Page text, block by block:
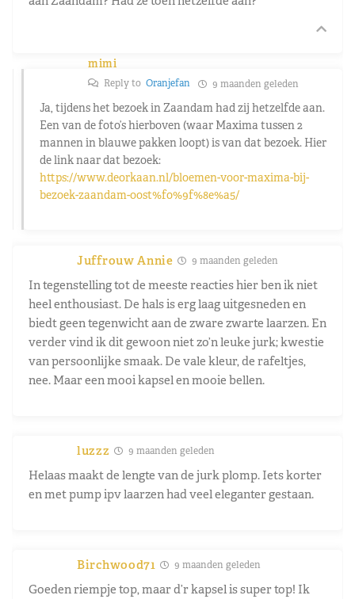
mimi
Reply to Oranjefan 9 maanden geleden
Ja, tijdens het bezoek in Zaandam had zij hetzelfde aan.
Een van de foto’s hierboven (waar Maxima tussen 2
mannen in blauwe pakken loopt) is van dat bezoek. Hier
de link naar dat bezoek:
https://www.deorkaan.nl/bloemen-voor-maxima-bij-
bezoek-zaandam-oost%f0%9f%8e%a5/
Juffrouw Annie 9 maanden geleden
In tegenstelling tot de meeste reacties hier ben ik niet
heel enthousiast. De hals is erg laag uitgesneden en
biedt geen tegenwicht aan de zware zwarte laarzen. En
verder vind ik dit gewoon niet zo’n leuke jurk; kwestie
van persoonlijke smaak. De vale kleur, de rafeltjes,
nee. Maar een mooi kapsel en mooie bellen.
luzzz 9 maanden geleden
Helaas maakt de lengte van de jurk plomp. Iets korter
en met pump ipv laarzen had veel eleganter gestaan.
Birchwood71 9 maanden geleden
Goeden riempje top, maar d’r kapsel is super top! Ik